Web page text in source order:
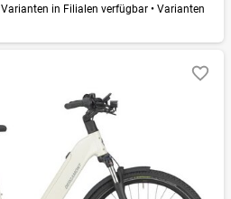
Varianten in Filialen verfügbar • Varianten